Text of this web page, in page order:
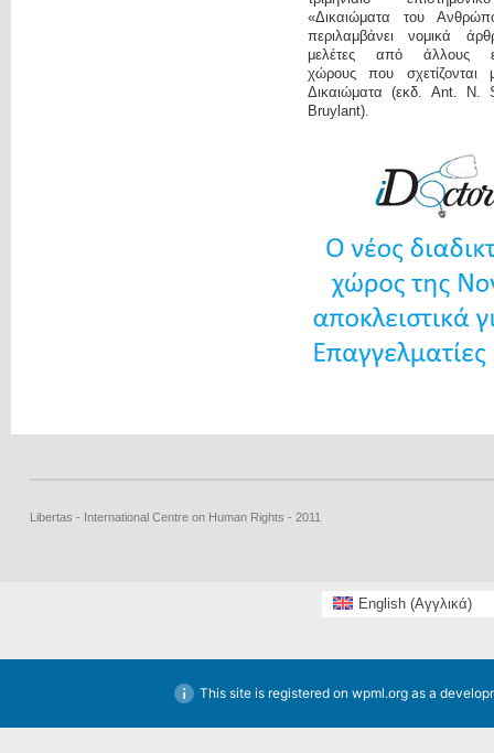
«Δικαιώματα του
περιλαμβάνει νομικά
μελέτες από άλλους
χώρους που σχετίζονται
Δικαιώματα (εκδ. Ant. N.
Bruylant).
Libertas - International Centre on Human Rights - 2011
English(Αγγλικά)
This site is registered on wpml.orgas a